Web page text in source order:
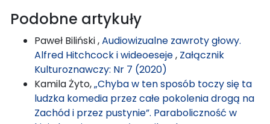
Podobne artykuły
Paweł Biliński ,Audiowizualne zawroty głowy.
Alfred Hitchcock i wideoeseje, Załącznik
Kulturoznawczy: Nr 7 (2020)
Kamila Żyto,„Chyba w ten sposób toczy się ta
ludzka komedia przez całe pokolenia drogą na
Zachód i przez pustynie”. Paraboliczność w